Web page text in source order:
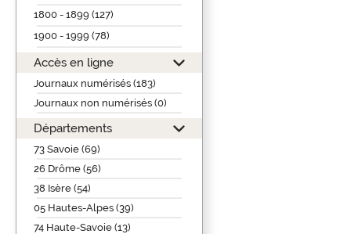
1800 - 1899 (127)
1900 - 1999 (78)
Accès en ligne
Journaux numérisés (183)
Journaux non numérisés (0)
Départements
73 Savoie (69)
26 Drôme (56)
38 Isère (54)
05 Hautes-Alpes (39)
74 Haute-Savoie (13)